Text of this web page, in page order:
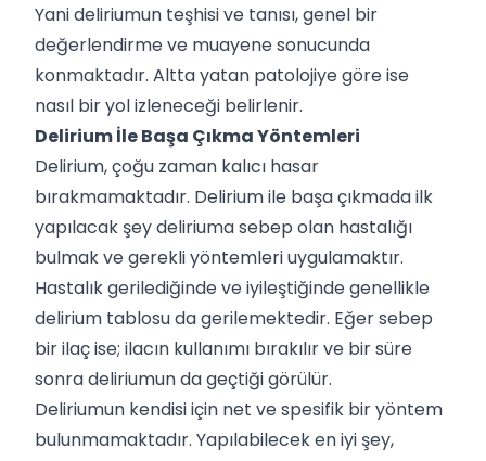
Yani deliriumun teşhisi ve tanısı, genel bir
değerlendirme ve muayene sonucunda
konmaktadır. Altta yatan patolojiye göre ise
nasıl bir yol izleneceği belirlenir.
Delirium İle Başa Çıkma Yöntemleri
Delirium, çoğu zaman kalıcı hasar
bırakmamaktadır. Delirium ile başa çıkmada ilk
yapılacak şey deliriuma sebep olan hastalığı
bulmak ve gerekli yöntemleri uygulamaktır.
Hastalık gerilediğinde ve iyileştiğinde genellikle
delirium tablosu da gerilemektedir. Eğer sebep
bir ilaç ise; ilacın kullanımı bırakılır ve bir süre
sonra deliriumun da geçtiği görülür.
Deliriumun kendisi için net ve spesifik bir yöntem
bulunmamaktadır. Yapılabilecek en iyi şey,